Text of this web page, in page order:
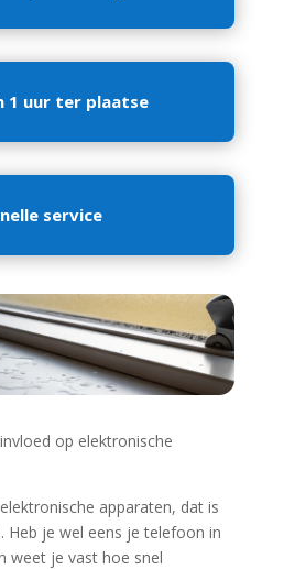
1 uur ter plaatse
service
op elektronische
apparaten, dat is
Heb je wel eens je telefoon in
weet je vast hoe snel